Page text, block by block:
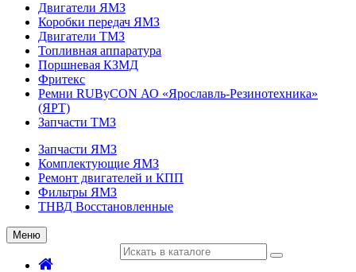
Двигатели ЯМЗ
Коробки передач ЯМЗ
Двигатели ТМЗ
Топливная аппаратура
Поршневая КЗМД
Фритекс
Ремни RUByCON АО «Ярославль-Резинотехника»
(ЯРТ)
Запчасти ТМЗ
Запчасти ЯМЗ
Комплектующие ЯМЗ
Ремонт двигателей и КПП
Фильтры ЯМЗ
ТНВД Восстановленные
Меню